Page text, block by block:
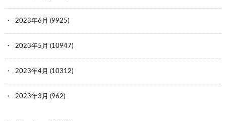
2023年6月 (9925)
2023年5月 (10947)
2023年4月 (10312)
2023年3月 (962)